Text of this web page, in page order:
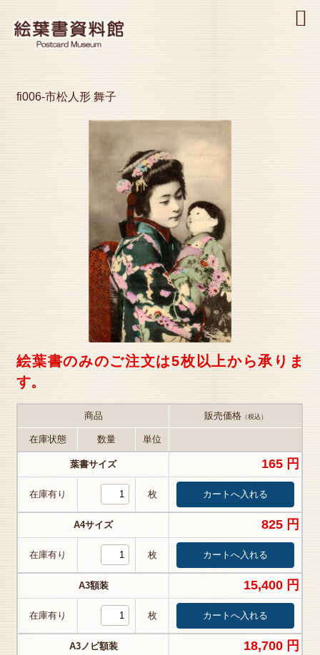
fi006-市松人形 舞子
絵葉書のみのご注文は5枚以上から承りま
す。
商品 販売価格（税込）
在庫状態 数量 単位
葉書サイズ 165 円
在庫有り 枚
A4サイズ 825 円
在庫有り 枚
A3額装 15,400 円
在庫有り 枚
A3ノビ額装 18,700 円